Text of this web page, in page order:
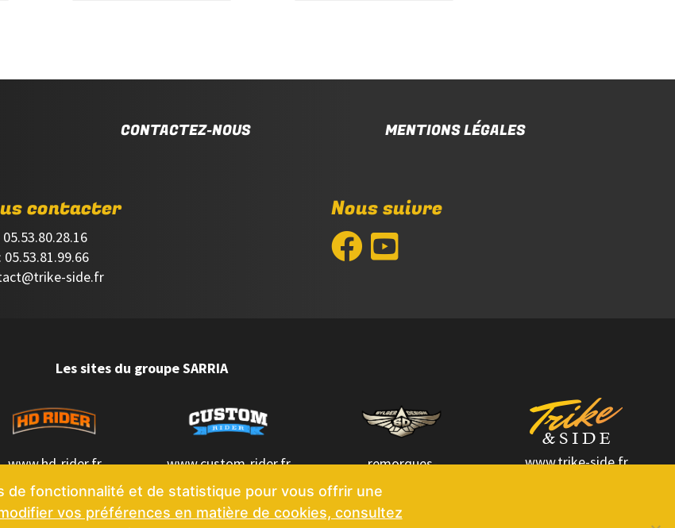
CONTACTEZ-NOUS MENTIONS LÉGALES
contacter
05.53.80.28.16
05.53.81.99.66
side.fr
Nous suivre
Les sites du groupe SARRIA
www.hd-rider.fr www.custom-rider.fr
remorques-
www.trike-side.fr
de fonctionnalité et de statistique pour vous offrir une
vos préférences en matière de cookies, consultez